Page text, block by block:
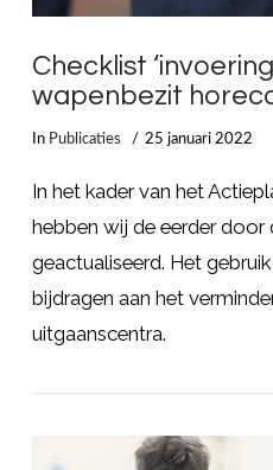
Checklist
wapenbezit
In Publicaties 25 januari 2022
In het kader van het
hebben wij de eerder
geactualiseerd. Het
bijdragen aan het
uitgaanscentra.